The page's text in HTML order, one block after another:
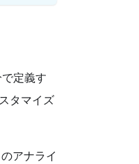
定義す
タマイズ
アナライ